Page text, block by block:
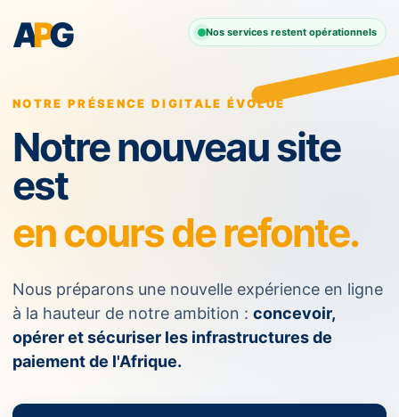
APG Nos services restent opérationnels
NOTRE PRÉSENCE DIGITALE ÉVOLUE
Notre nouveau site
est
en cours de refonte.
Nous préparons une nouvelle expérience en ligne
à la hauteur de notre ambition : concevoir,
opérer et sécuriser les infrastructures de
paiement de l'Afrique.